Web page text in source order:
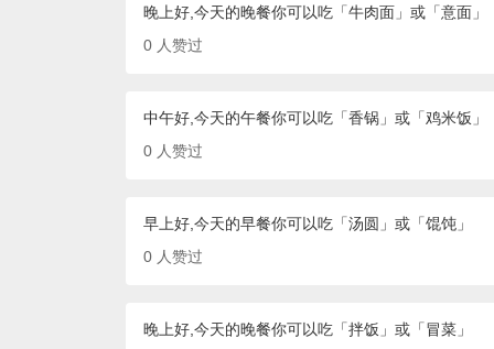
晚上好,今天的晚餐你可以吃「牛肉面」或「意面」
0 人赞过
中午好,今天的午餐你可以吃「香锅」或「鸡米饭」
0 人赞过
早上好,今天的早餐你可以吃「汤圆」或「馄饨」
0 人赞过
晚上好,今天的晚餐你可以吃「拌饭」或「冒菜」